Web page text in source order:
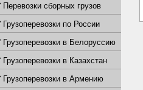
Перевозки сборных грузов
Грузоперевозки по России
Грузоперевозки в Белоруссию
Грузоперевозки в Казахстан
Грузоперевозки в Армению